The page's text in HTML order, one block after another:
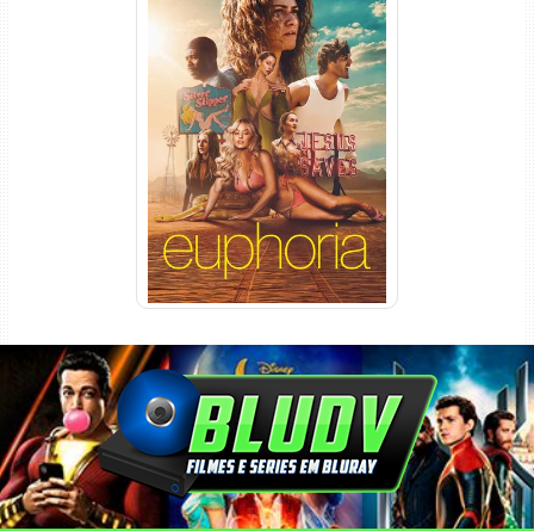
Euphoria 3ª Temporada
Torrent (2026) WEB-DL 1080p
Dual Áudio